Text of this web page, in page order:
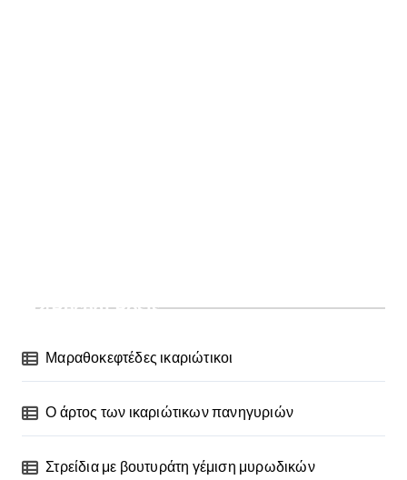
Recent Posts
Μαραθοκεφτέδες ικαριώτικοι
Ο άρτος των ικαριώτικων πανηγυριών
Στρείδια με βουτυράτη γέμιση μυρωδικών